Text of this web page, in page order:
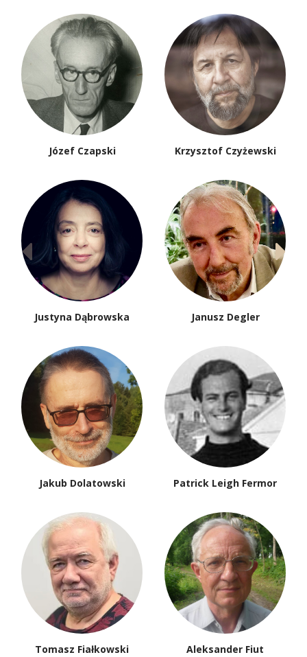
Józef Czapski Krzysztof Czyżewski
Justyna Dąbrowska Janusz Degler
Jakub Dolatowski Patrick Leigh Fermor
Tomasz Fiałkowski Aleksander Fiut